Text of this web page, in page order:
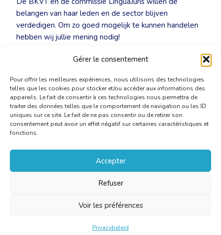
Gérer le consentement
Pour offrir les meilleures expériences, nous utilisons des technologies
telles que les cookies pour stocker et/ou accéder aux informations des
appareils. Le fait de consentir à ces technologies nous permettra de
traiter des données telles que le comportement de navigation ou les ID
uniques sur ce site. Le fait de ne pas consentir ou de retirer son
consentement peut avoir un effet négatif sur certaines caractéristiques et
fonctions.
Accepter
Refuser
Voir les préférences
Privacybeleid
belangen van haar leden en de sector blijven
verdedigen. Om zo goed mogelijk te kunnen handelen
hebben wij jullie mening nodig!
👉 Stuur je antwoorden vialinguajuris@cbti-bkvt.org